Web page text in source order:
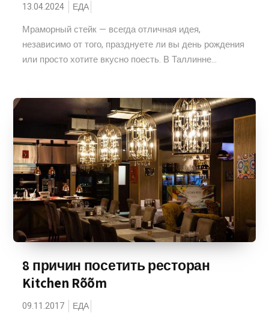
13.04.2024 ЕДА
Мраморный стейк — всегда отличная идея,
независимо от того, празднуете ли вы день рождения
или просто хотите вкусно поесть. В Таллинне...
8 причин посетить ресторан
Kitchen Rõõm
09.11.2017 ЕДА